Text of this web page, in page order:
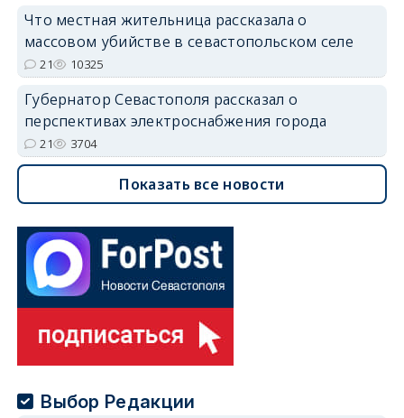
Что местная жительница рассказала о
массовом убийстве в севастопольском селе
21 10325
Губернатор Севастополя рассказал о
перспективах электроснабжения города
21 3704
Показать все новости
Выбор Редакции